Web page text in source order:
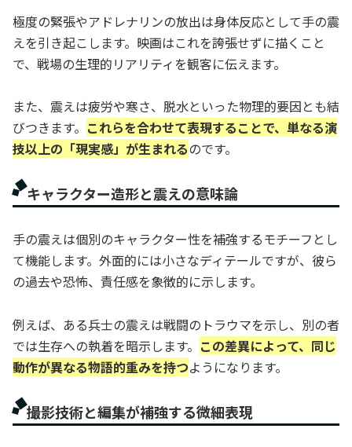
極度の緊張やアドレナリンの放出は身体反応として手の震
えを引き起こします。映画はこれを誇張せずに描くこと
で、戦場の生理的リアリティを観客に伝えます。
また、震えは疲労や寒さ、脱水といった物理的要因とも結
びつきます。 これらを合わせて表現することで、単なる演
技以上の「現実感」が生まれるのです。
キャラクター造形と震えの意味論
手の震えは個別のキャラクター性を補強するモチーフとし
て機能します。外面的には小さなディテールですが、彼ら
の過去や恐怖、責任感を象徴的に示します。
例えば、ある兵士の震えは戦闘のトラウマを示し、別の者
では生存への執着を暗示します。 この差異によって、同じ
動作が異なる物語的重みを持つようになります。
撮影技術と編集が補強する微細表現